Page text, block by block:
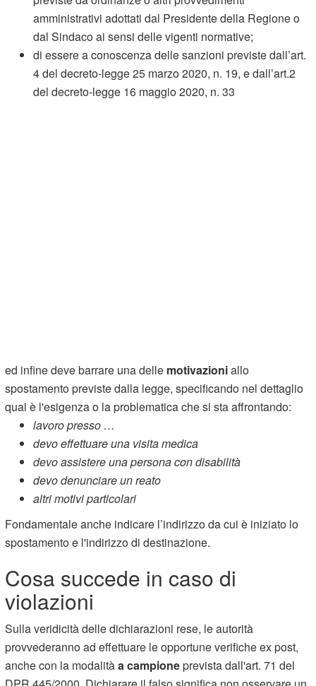
amministrativi adottati dal Presidente della Regione o
dal Sindaco ai sensi delle vigenti normative;
di essere a conoscenza delle sanzioni previste dall’art.
4 del decreto-legge 25 marzo 2020, n. 19, e dall’art.2
del decreto-legge 16 maggio 2020, n. 33
ed infine deve barrare una delle motivazioniallo
spostamento previste dalla legge, specificando nel dettaglio
qual è l'esigenza o la problematica che si sta affrontando:
lavoro presso …
devo effettuare una visita medica
devo assistere una persona con disabilità
devo denunciare un reato
altri motivi particolari
Fondamentale anche indicare l’indirizzo da cui è iniziato lo
spostamento e l'indirizzo di destinazione.
Cosa succede in caso di
violazioni
Sulla veridicità delle dichiarazioni rese, le autorità
provvederanno ad effettuare le opportune verifiche ex post,
anche con la modalitàa campioneprevista dall'art. 71 del